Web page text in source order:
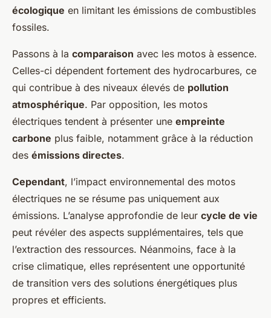
écologique en limitant les émissions de combustibles
fossiles.
Passons à la comparaison avec les motos à essence.
Celles-ci dépendent fortement des hydrocarbures, ce
qui contribue à des niveaux élevés de pollution
atmosphérique. Par opposition, les motos
électriques tendent à présenter une empreinte
carbone plus faible, notamment grâce à la réduction
des émissions directes.
Cependant, l’impact environnemental des motos
électriques ne se résume pas uniquement aux
émissions. L’analyse approfondie de leur cycle de vie
peut révéler des aspects supplémentaires, tels que
l’extraction des ressources. Néanmoins, face à la
crise climatique, elles représentent une opportunité
de transition vers des solutions énergétiques plus
propres et efficients.